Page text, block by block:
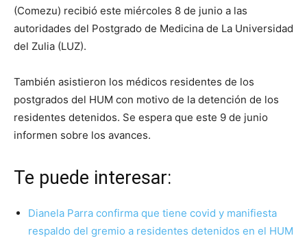
(Comezu) recibió este miércoles 8 de junio a las
autoridades del Postgrado de Medicina de La Universidad
del Zulia (LUZ).
También asistieron los médicos residentes de los
postgrados del HUM con motivo de la detención de los
residentes detenidos. Se espera que este 9 de junio
informen sobre los avances.
Te puede interesar:
Dianela Parra confirma que tiene covid y manifiesta
respaldo del gremio a residentes detenidos en el HUM